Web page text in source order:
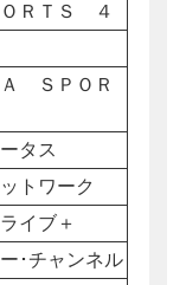
ＲＴＳ ４
Ａ ＳＰＯＲ
タス
トワーク
イブ＋
･チャンネル